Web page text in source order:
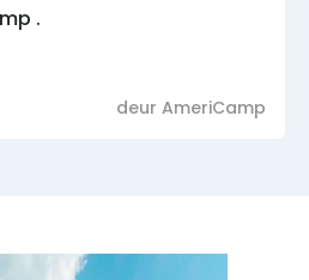
.
deur AmeriCamp